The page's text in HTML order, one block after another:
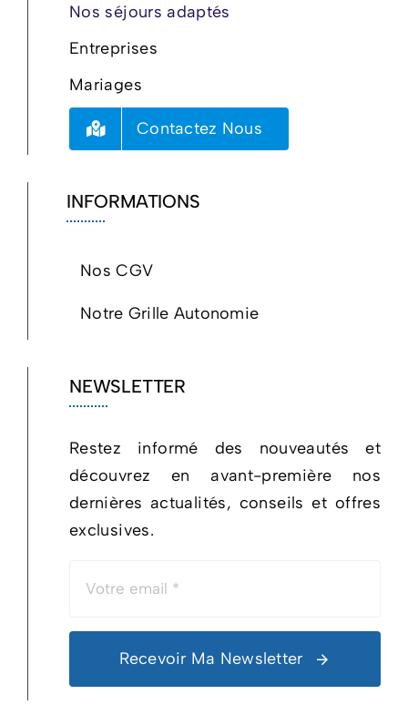
Nos séjours adaptés
Entreprises
Mariages
Contactez Nous
INFORMATIONS
Nos CGV
Notre Grille Autonomie
NEWSLETTER
Restez informé des nouveautés et
découvrez en avant-première nos
dernières actualités, conseils et offres
exclusives.
Recevoir Ma Newsletter